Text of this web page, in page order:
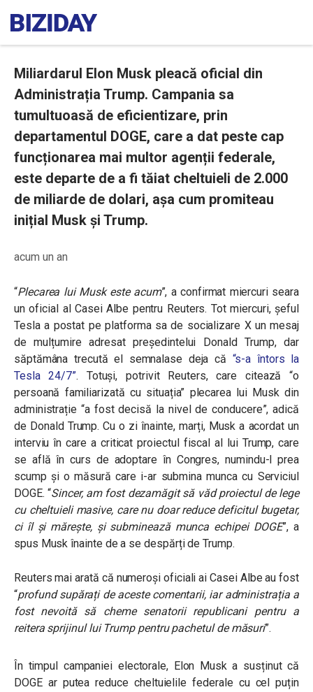
Miliardarul Elon Musk pleacă oficial din
Administrația Trump. Campania sa
tumultuoasă de eficientizare, prin
departamentul DOGE, care a dat peste cap
funcționarea mai multor agenții federale,
este departe de a fi tăiat cheltuieli de 2.000
de miliarde de dolari, așa cum promiteau
inițial Musk și Trump.
acum un an
“Plecarea lui Musk este acum”, a confirmat miercuri seara
un oficial al Casei Albe pentru Reuters. Tot miercuri, șeful
Tesla a postat pe platforma sa de socializare X un mesaj
de mulțumire adresat președintelui Donald Trump, dar
săptămâna trecută el semnalase deja că “s-a întors la
Tesla 24/7”. Totuși, potrivit Reuters, care citează “o
persoană familiarizată cu situația” plecarea lui Musk din
administrație “a fost decisă la nivel de conducere”, adică
de Donald Trump. Cu o zi înainte, marți, Musk a acordat un
interviu în care a criticat proiectul fiscal al lui Trump, care
se află în curs de adoptare în Congres, numindu-l prea
scump și o măsură care i-ar submina munca cu Serviciul
DOGE.“Sincer, am fost dezamăgit să văd proiectul de lege
cu cheltuieli masive, care nu doar reduce deficitul bugetar,
ci îl și mărește, și subminează munca echipei DOGE”, a
spus Musk înainte de a se despărți de Trump.
Reuters mai arată că numeroși oficiali ai Casei Albe au fost
“profund supărați de aceste comentarii, iar administrația a
fost nevoită să cheme senatorii republicani pentru a
reitera sprijinul lui Trump pentru pachetul de măsuri”.
În timpul campaniei electorale, Elon Musk a susținut că
DOGE ar putea reduce cheltuielile federale cu cel puțin